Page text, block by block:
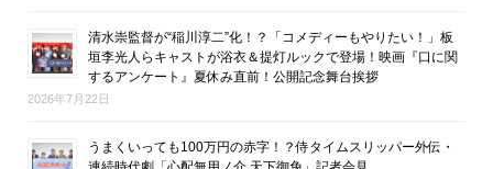
清水崇監督が“稲川淳二”化！？「コメディーもやりたい！」板
垣李光人らキャストが浴衣＆提灯ルックで登場！映画『口に関
するアンケート』夏休み直前！公開記念舞台挨拶
2026年7月22日
うまくいっても100万円の赤字！？侍タイムスリッパー外伝・